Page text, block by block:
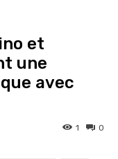
et
une
avec
0
1